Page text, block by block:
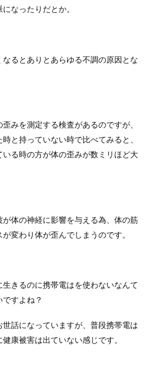
なったりだとか。
るとありとあらゆる不調の原因とな
みを測定する検査があるのですが、
と持っていない時で比べてみると、
る時の方が体の歪みが数ミリほど大
体の神経に影響を与える為、体の筋
変わり体が歪んでしまうのです。
きるのに携帯電はを使わないなんて
すよね？
話になっていますが、普段携帯電は
康被害は出ていない感じです。